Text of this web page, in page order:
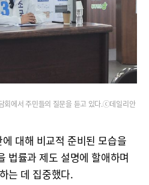
회에서 주민들의 질문을 듣고 있다.ⓒ데일리안
대해 비교적 준비된 모습을
법률과 제도 설명에 할애하며
는 데 집중했다.